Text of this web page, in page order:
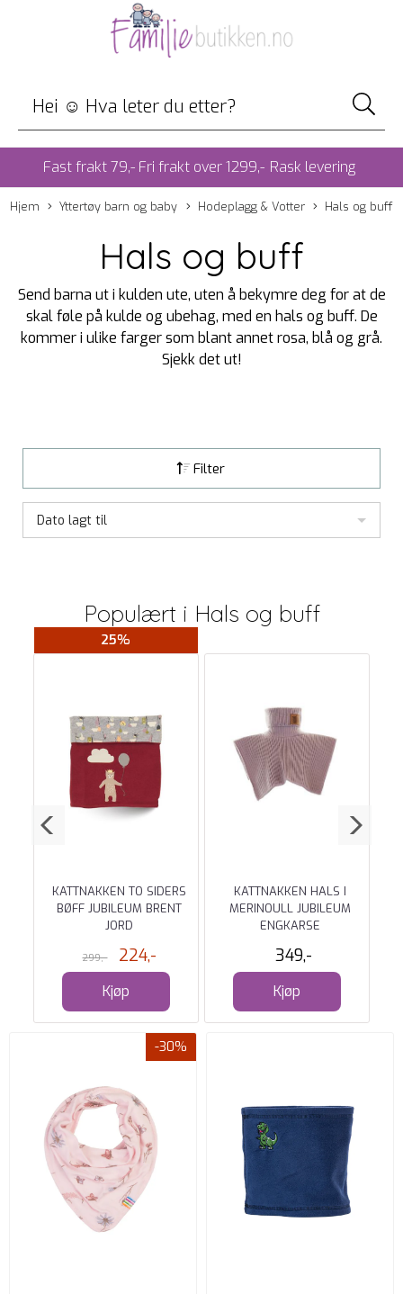
Fast frakt 79,- Fri frakt over 1299,- Rask levering
Hjem Yttertøy barn og baby Hodeplagg & Votter Hals og buff
Hals og buff
Send barna ut i kulden ute, uten å bekymre deg for at de
skal føle på kulde og ubehag, med en hals og buff. De
kommer i ulike farger som blant annet rosa, blå og grå.
Sjekk det ut!
Filter
Dato lagt til
Populært i Hals og buff
25%
KATTNAKKEN TO SIDERS
BØFF JUBILEUM BRENT
JORD
299,- 224,-
Kjøp
KATTNAKKEN HALS I
MERINOULL JUBILEUM
ENGKARSE
349,-
Kjøp
-30%